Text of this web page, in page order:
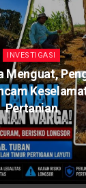
INVESTIGASI
Menguat,
Pertanian